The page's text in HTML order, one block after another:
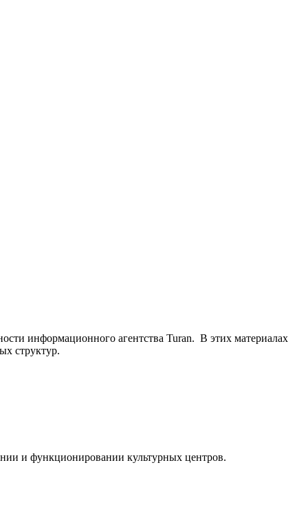
информационного агентства Turan. В этих материалах
структур.
и функционировании культурных центров.